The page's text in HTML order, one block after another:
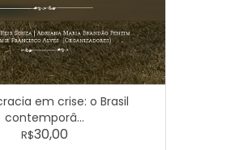
em crise: o Brasil
contemporâ...
R$30,00